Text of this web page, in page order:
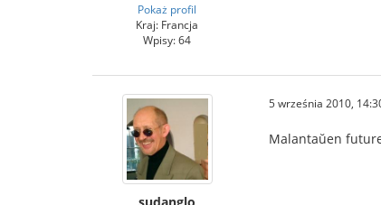
Pokaż profil
Kraj: Francja
Wpisy: 64
sudanglo
5 września 2010,
Malantaŭen